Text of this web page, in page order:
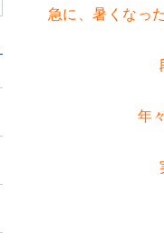
急に、暑くな
年